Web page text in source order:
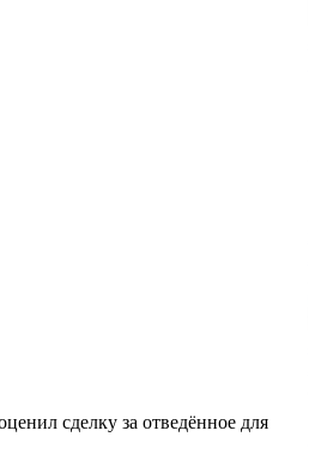
сделку за отведённое для